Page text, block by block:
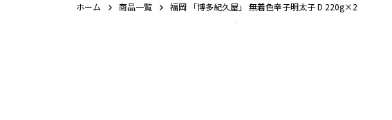
ホーム 商品一覧 福岡 「博多紀久屋」 無着色辛子明太子 D 220g×2